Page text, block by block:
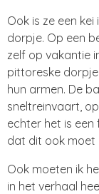
Ook is ze een
dorpje. Op een
zelf op vakantie
pittoreske
hun armen. De
sneltreinvaart,
echter het is een
dat dit ook moet
Ook moeten ik
in het verhaal